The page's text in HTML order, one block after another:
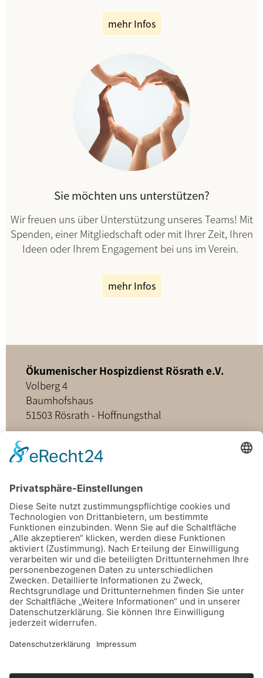
mehr Infos
Sie möchten uns unterstützen?
Wir freuen uns über Unterstützung unseres Teams! Mit
Spenden, einer Mitgliedschaft oder mit Ihrer Zeit, Ihren
Ideen oder Ihrem Engagement bei uns im Verein.
mehr Infos
Ökumenischer Hospizdienst Rösrath e.V.
Volberg 4
Baumhofshaus
51503 Rösrath - Hoffnungsthal
02205 - 898349
buero@hospizdienst-roesrath.de
Home
Datenschutz
Impressum
Mitmachen
Satzung
Mitglied werden
Facebook